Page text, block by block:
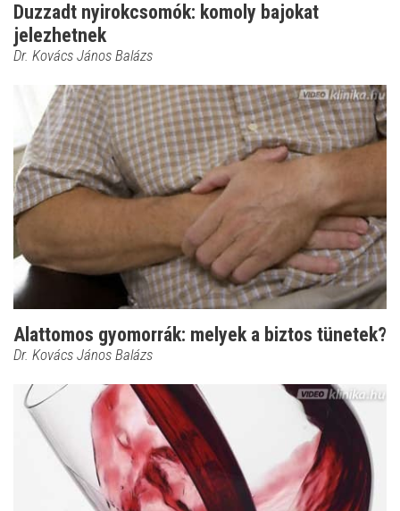
Duzzadt nyirokcsomók: komoly bajokat
jelezhetnek
Dr. Kovács János Balázs
Alattomos gyomorrák: melyek a biztos tünetek?
Dr. Kovács János Balázs